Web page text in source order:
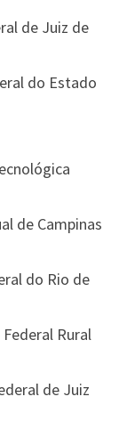
de Juiz de
do Estado
de Campinas
do Rio de
Rural
de Juiz